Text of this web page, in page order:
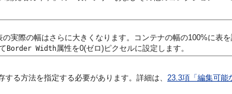
実際の幅はさらに大きくなります。コンテナの幅の100%に表
Border Width属性を0(ゼロ)ピクセルに設定します。
る方法を指定する必要があります。詳細は、 23.3項「編集可能